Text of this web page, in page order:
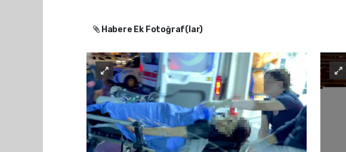
Habere Ek Fotoğraf(lar)